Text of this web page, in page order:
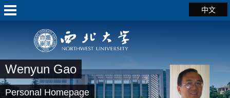
中文
Wenyun Gao
Personal Homepage